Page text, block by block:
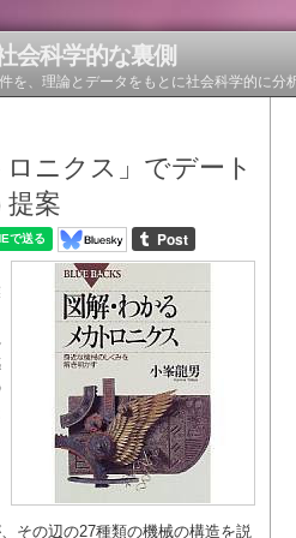
会科学的な裏側
を、理論とデータをもとに社会科学的に分
ニクス」でデート
案
その辺の27種類の機械の構造を説